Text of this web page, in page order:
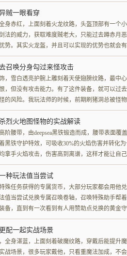
贼一眼看穿
身赤红，上面刻着火龙纹路，头盔顶部有一个
法的威力，获取难度贼老大，只能过去蹲赤月
势。其实火龙盔，并且可以实现的优势也就会
召唤分身勾过来怪攻击
，雪白透亮护腕上雕刻着天使翅膀纹路，最中
，但没有攻击能力。有了这件装备，就可以过
的风险。我玩法师的时候，前期刷猪洞总被怪
烈火地图怪物的实战解读
阶腰带，由deepsea黑铁锻造而成，腰带表面覆
黑铁守护特效，可吸收30%的火焰伤害并转化
拿手火焰攻击，伤害高到离谱，这样才能让自
种玩法值当尝试
殊任务获得的专属货币，大部分玩家都会用他
值当尝试兑换专属召唤卷轴，召唤特殊助手帮
备，直到有一次看到有人用赞助点兑换的黄金
配一起实战场景
全身湛蓝，上面刻着破魔纹路，穿戴后能提升
战场景，很多玩家戴他，只看重魔法加成，不